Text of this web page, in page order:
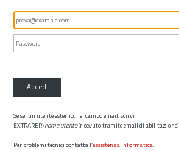
Accedi
Se sei un utente esterno, nel campo email, scrivi
EXTRARER\nome utente(ricevuto tramite email di abilitazione)
Per problemi tecnici contatta l’assistenza informatica.